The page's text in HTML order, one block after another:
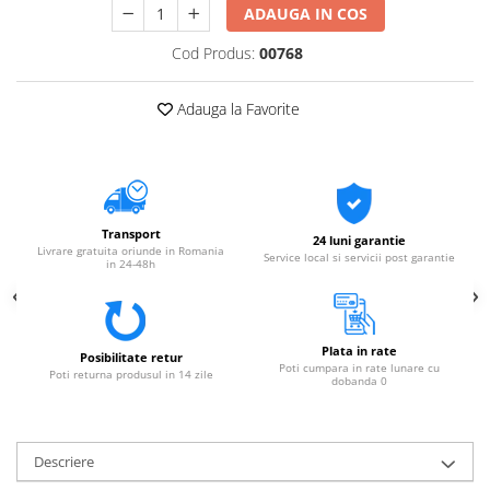
ADAUGA IN COS
Cod Produs: 00768
Adauga la Favorite
Transport
Livrare gratuita oriunde in Romania
in 24-48h
24 luni garantie
Service local si servicii post garantie
Posibilitate retur
Poti returna produsul in 14 zile
Plata in rate
Poti cumpara in rate lunare cu
dobanda 0
Descriere